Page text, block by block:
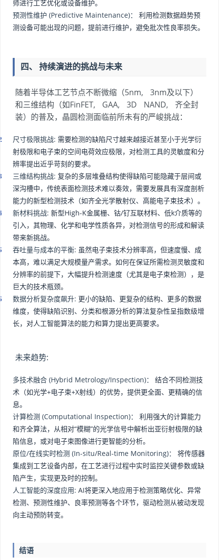
师进行工艺优化或设备维护。
预测性维护 (Predictive Maintenance)：
利用检测数据趋势预
测设备可能出现的问题，提前进行维护，避免批次性良率损失。
四、 持续演进的挑战与未来
随着半导体工艺节点不断微缩（5nm, 3nm及以下）
和三维结构（如FinFET, GAA, 3D NAND, 齐全封
装）的普及，晶圆检测面临前所未有的严峻挑战：
尺寸极限挑战: 需要检测的缺陷尺寸越来越接近甚至小于光学衍
射极限和电子束的空间电荷效应极限，对检测工具的灵敏度和分
辨率提出近乎苛刻的要求。
三维结构挑战: 复杂的多层堆叠结构使得缺陷可能隐藏于层间或
深沟槽中，传统表面检测技术难以奏效，需要发展具有深度剖析
能力的新型检测技术（如齐全光学散射仪、高能电子束技术）。
新材料挑战: 新型High-K金属栅、钴/钌互联材料、低k介质等的
引入，其物理、化学和电学性质各异，对检测信号的形成和解读
带来新挑战。
吞吐量与成本的平衡: 虽然电子束技术分辨率高，但速度慢、成
本高，难以满足大规模量产需求。如何在保证所需检测灵敏度和
分辨率的前提下，大幅提升检测速度（尤其是电子束检测），是
巨大的技术瓶颈。
数据分析复杂度飙升: 更小的缺陷、更复杂的结构、更多的数据
维度，使得缺陷识别、分类和根源分析的算法复杂性呈指数级增
长，对人工智能算法的能力和算力提出更高要求。
未来趋势:
多技术融合 (Hybrid Metrology/Inspection)：
结合不同检测技
术（如光学+电子束+X射线）的优势，提供更全面、更精确的信
息。
计算检测 (Computational Inspection)：
利用强大的计算能力
和齐全算法，从相对“模糊”的光学信号中解析出亚衍射极限的缺
陷信息，或对电子束图像进行更智能的分析。
原位/在线实时检测 (In-situ/Real-time Monitoring)：
将传感器
集成到工艺设备内部，在工艺进行过程中实时监控关键参数或缺
陷产生，实现更及时的控制。
人工智能的深度应用: AI将更深入地应用于检测策略优化、异常
检测、预测性维护、良率预测等各个环节，驱动检测从被动发现
向主动预防转变。
结语